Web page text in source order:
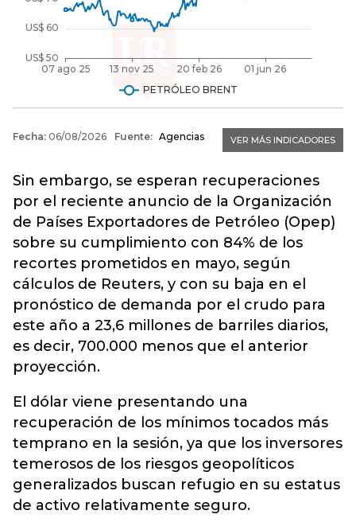
Sin embargo, se esperan recuperaciones
por el reciente anuncio de la Organización
de Países Exportadores de Petróleo (Opep)
sobre su cumplimiento con 84% de los
recortes prometidos en mayo, según
cálculos de Reuters, y con su baja en el
pronóstico de demanda por el crudo para
este año a 23,6 millones de barriles diarios,
es decir, 700.000 menos que el anterior
proyección.
El dólar viene presentando una
recuperación de los mínimos tocados más
temprano en la sesión, ya que los inversores
temerosos de los riesgos geopolíticos
generalizados buscan refugio en su estatus
de activo relativamente seguro.